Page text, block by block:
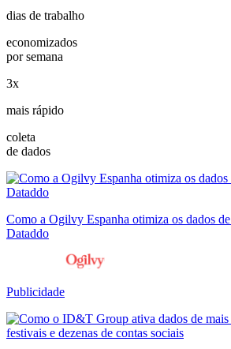
dias de trabalho
economizados
por semana
3x
mais rápido
coleta
de dados
Como a Ogilvy Espanha otimiza os dados
Dataddo
Publicidade